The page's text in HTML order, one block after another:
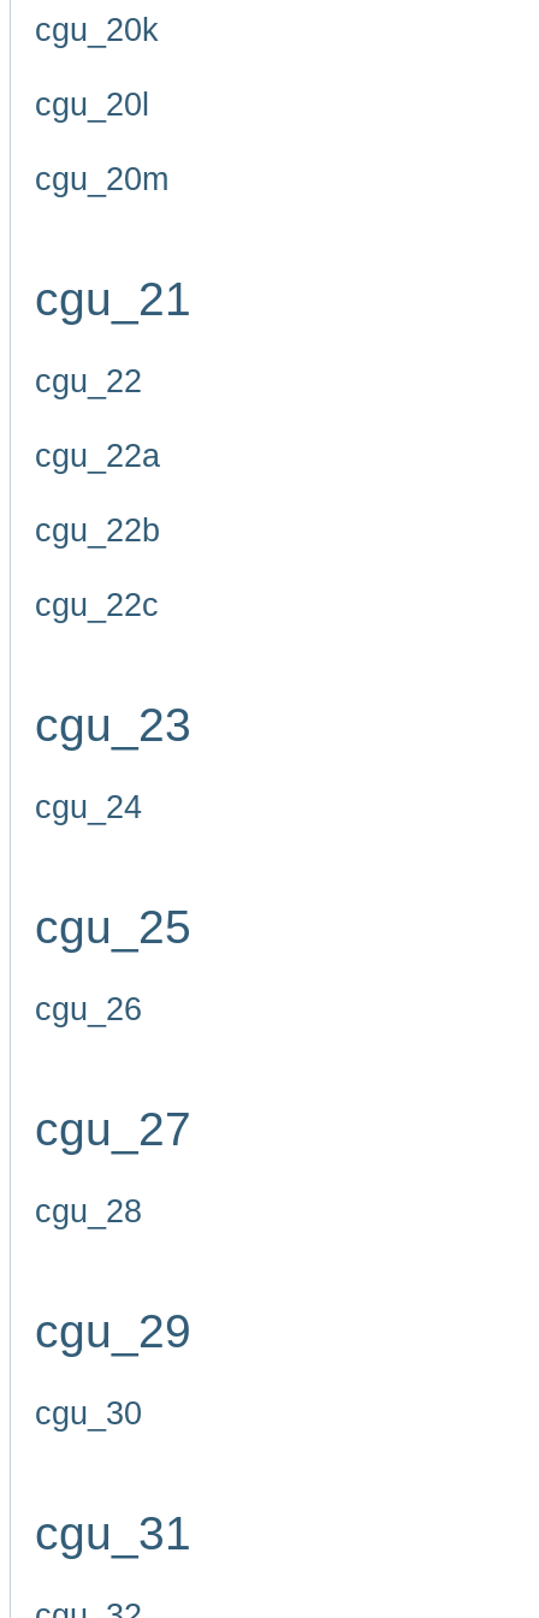
cgu_20k
cgu_20l
cgu_20m
cgu_21
cgu_22
cgu_22a
cgu_22b
cgu_22c
cgu_23
cgu_24
cgu_25
cgu_26
cgu_27
cgu_28
cgu_29
cgu_30
cgu_31